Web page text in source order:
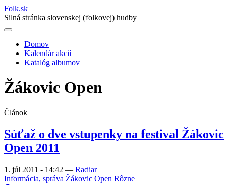
Folk.sk
Silná stránka slovenskej (folkovej) hudby
Main
navigation
Domov
Kalendár akcií
Katalóg albumov
Žákovic Open
Článok
Súťaž o dve vstupenky na festival Žákovic
Open 2011
1. júl 2011 - 14:42 — Radiar
Informácia, správa Žákovic Open Rôzne